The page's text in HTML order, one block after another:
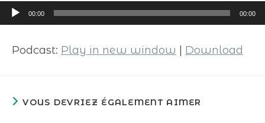
Lecteur
audio
00:00 00:00
Podcast: Play in new window Download
VOUS DEVRIEZ ÉGALEMENT AIMER